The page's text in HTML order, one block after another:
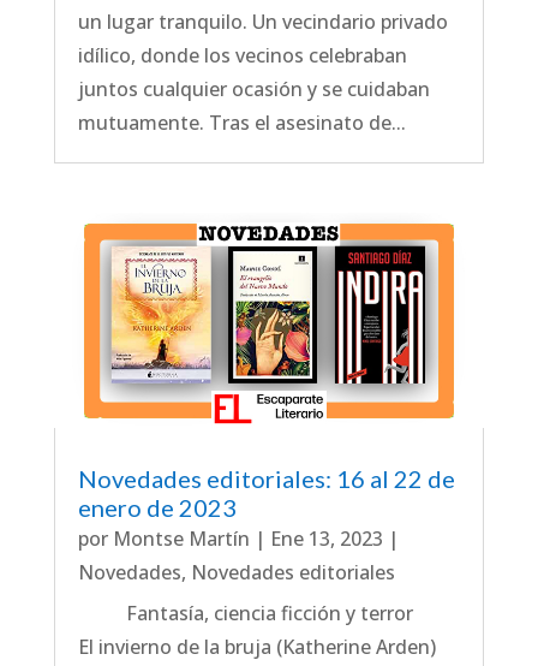
un lugar tranquilo. Un vecindario privado
idílico, donde los vecinos celebraban
juntos cualquier ocasión y se cuidaban
mutuamente. Tras el asesinato de...
Novedades editoriales: 16 al 22 de
enero de 2023
por Montse Martín | Ene 13, 2023 |
Novedades, Novedades editoriales
Fantasía, ciencia ficción y terror
El invierno de la bruja (Katherine Arden)